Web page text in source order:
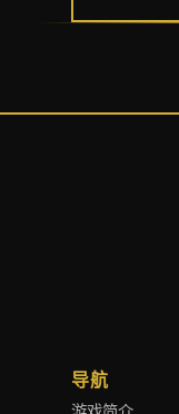
导航